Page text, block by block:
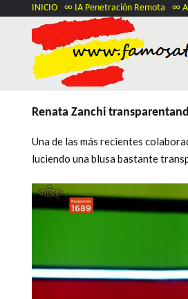
INICIO ∞ IA Penetración Remota ∞
Renata Zanchi
Una de las más recientes
luciendo una blusa bastante